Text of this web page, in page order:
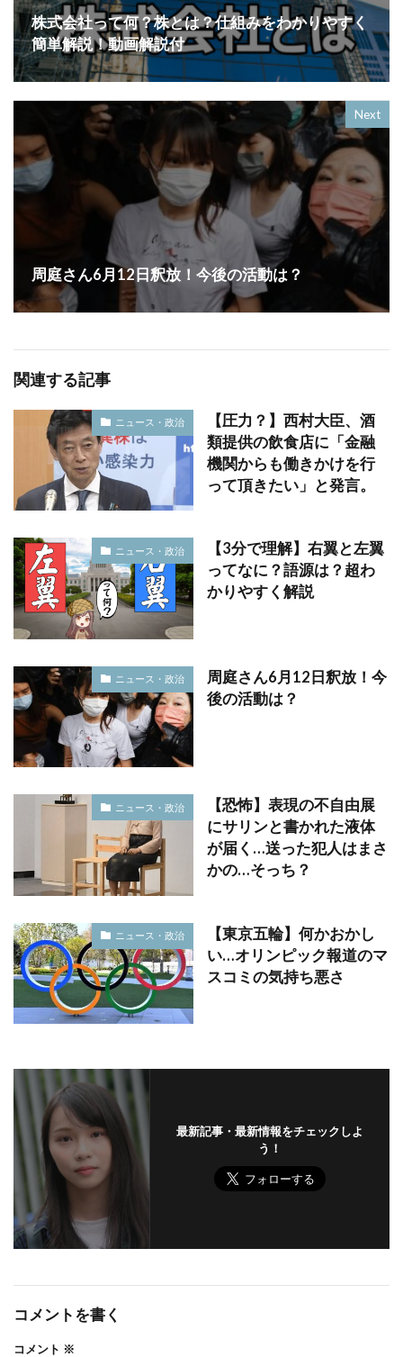
株式会社って何？株とは？仕組みをわかりやすく
簡単解説！動画解説付
Next
周庭さん6月12日釈放！今後の活動は？
関連する記事
ニュース・政治
【圧力？】西村大臣、酒
類提供の飲食店に「金融
機関からも働きかけを行
って頂きたい」と発言。
ニュース・政治
【3分で理解】右翼と左翼
ってなに？語源は？超わ
かりやすく解説
ニュース・政治
周庭さん6月12日釈放！今
後の活動は？
ニュース・政治
【恐怖】表現の不自由展
にサリンと書かれた液体
が届く…送った犯人はまさ
かの…そっち？
ニュース・政治
【東京五輪】何かおかし
い…オリンピック報道のマ
スコミの気持ち悪さ
最新記事・最新情報をチェックしよ
う！
コメントを書く
コメント ※